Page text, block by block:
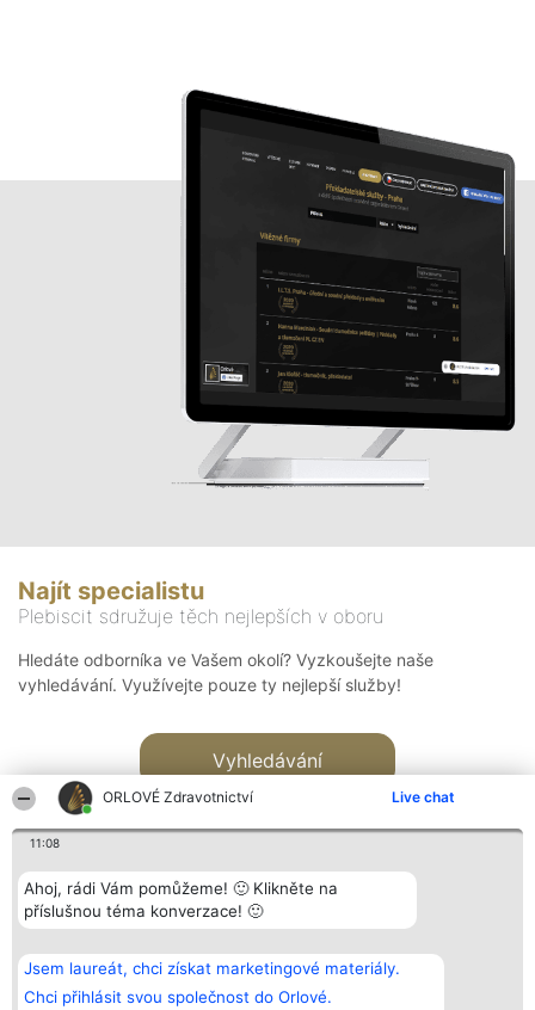
ORLOVÉ Zdravotnictví Live chat
11:08
Ahoj, rádi Vám pomůžeme! 🙂 Klikněte na
příslušnou téma konverzace! 🙂
Jsem laureát, chci získat marketingové materiály.
Chci přihlásit svou společnost do Orlové.
Najít specialistu
Plebiscit sdružuje těch nejlepších v oboru
Hledáte odborníka ve Vašem okolí? Vyzkoušejte naše
vyhledávání. Využívejte pouze ty nejlepší služby!
Vyhledávání
Bright Side Solutions sp. z o.
o. sp. k.
ul. Ruska 22
Wrocław 50-079
Vítězové
Seznam všech
laureátů
Zásady
Kontakt